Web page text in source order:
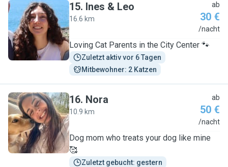
I
15. Ines & Leo
16.6 km
ab
30 €
/nacht
Loving Cat Parents in the City Center 🐾
Zuletzt aktiv vor 6 Tagen
Mitbewohner: 2 Katzen
N
16. Nora
10.9 km
ab
50 €
/nacht
Dog mom who treats your dog like mine
🥰
Zuletzt gebucht: gestern